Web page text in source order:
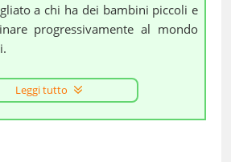
a chi ha dei bambini piccoli e
progressivamente al mondo
Leggi tutto